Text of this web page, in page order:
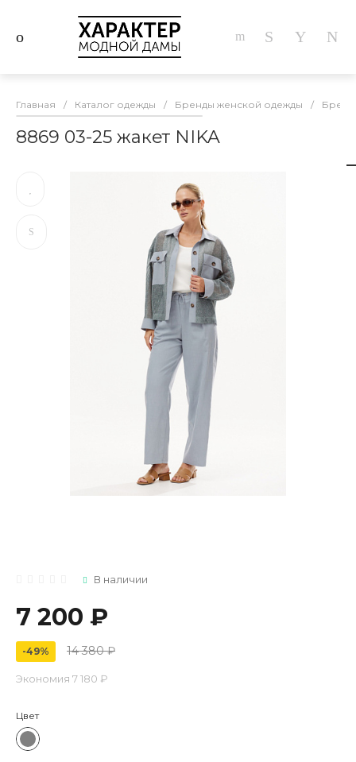
Главная / Каталог одежды / Бренды женской одежды /
8869 03-25 жакет NIKA
В наличии
7 200 ₽
-49% 14 380 ₽
Экономия 7 180 ₽
Цвет